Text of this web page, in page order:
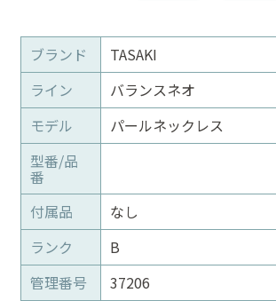
ブランド
TASAKI
ライン
バランスネオ
モデル
パールネックレス
型番/品
番
付属品
なし
ランク
B
管理番号
37206